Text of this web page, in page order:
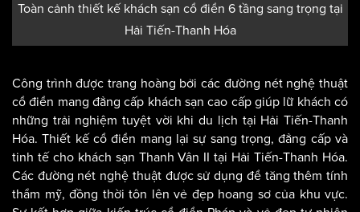
Toàn cảnh thiết kế khách sạn cổ điển 6 tầng sang trọng tại
Hải Tiến-Thanh Hóa
Công trình được trang hoàng bởi các đường nét nghệ thuật
cổ điển mang đẳng cấp khách sạn cao cấp giúp lữ khách có
những trải nghiệm tuyệt vời khi du lịch tại Hải Tiến-Thanh
Hóa. Thiết kế cổ điển mang lại sự sang trọng, đẳng cấp và
tinh tế cho khách sạn Thanh Vân II tại Hải Tiến-Thanh Hóa.
Các đường nét nghệ thuật được sử dụng để tăng thêm tính
thẩm mỹ, đồng thời tôn lên vẻ đẹp hoang sơ của khu vực.